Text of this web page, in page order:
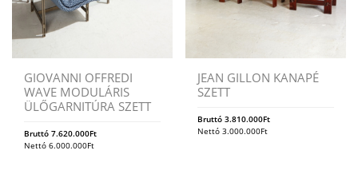
GIOVANNI OFFREDI
WAVE MODULÁRIS
ÜLŐGARNITÚRA SZETT
Bruttó 7.620.000Ft
Nettó 6.000.000Ft
JEAN GILLON KANAPÉ
SZETT
Bruttó3.810.000Ft
Nettó3.000.000Ft